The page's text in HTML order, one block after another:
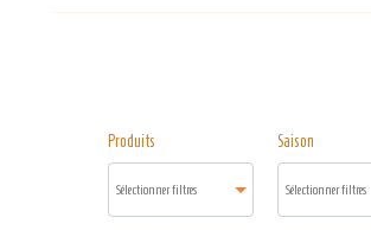
Produits Saison